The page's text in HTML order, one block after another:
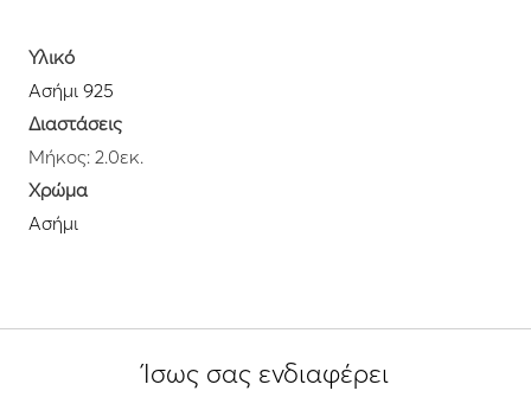
Υλικό
Ασήμι 925
Διαστάσεις
Μήκος: 2.0εκ.
Χρώμα
Ασήμι
Ίσως σας ενδιαφέρει